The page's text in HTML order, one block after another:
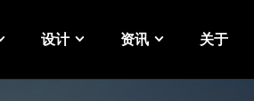
设计 资讯 关于